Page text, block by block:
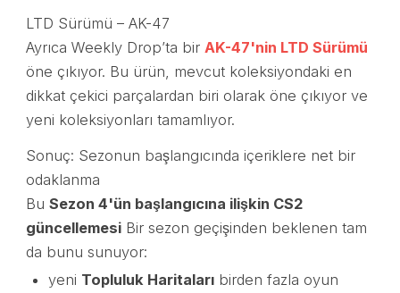
LTD Sürümü – AK-47
Ayrıca Weekly Drop’ta bir AK-47'nin LTD Sürümü
öne çıkıyor. Bu ürün, mevcut koleksiyondaki en
dikkat çekici parçalardan biri olarak öne çıkıyor ve
yeni koleksiyonları tamamlıyor.
Sonuç: Sezonun başlangıcında içeriklere net bir
odaklanma
Bu Sezon 4'ün başlangıcına ilişkin CS2
güncellemesiBir sezon geçişinden beklenen tam
da bunu sunuyor:
yeni Topluluk Haritalarıbirden fazla oyun